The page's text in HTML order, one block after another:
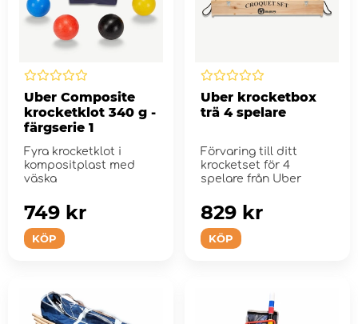
Uber Composite
krocketklot 340 g -
färgserie 1
Fyra krocketklot i
kompositplast med
väska
KÖP
749 kr
Uber krocketbox
trä 4 spelare
Förvaring till ditt
krocketset för 4
spelare från Uber
KÖP
829 kr